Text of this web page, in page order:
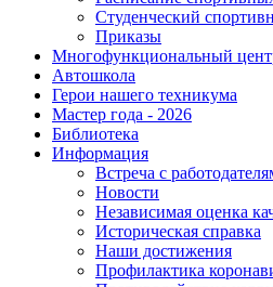
Студенческий
Приказы
Многофункциональный
Автошкола
Герои нашего техникума
Мастер года - 2026
Библиотека
Информация
Встреча с
Новости
Независимая оценка
Историческая справка
Наши достижения
Профилактика